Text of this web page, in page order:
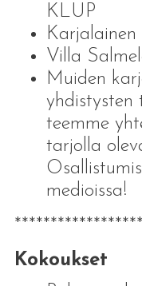
KLUP
Villa
Muiden
yhdistysten
teemme
tarjolla
medioissa!
Kokoukset